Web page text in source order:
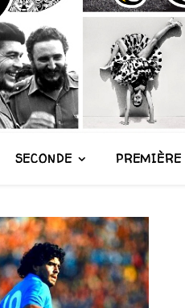
SECONDE PREMIÈRE